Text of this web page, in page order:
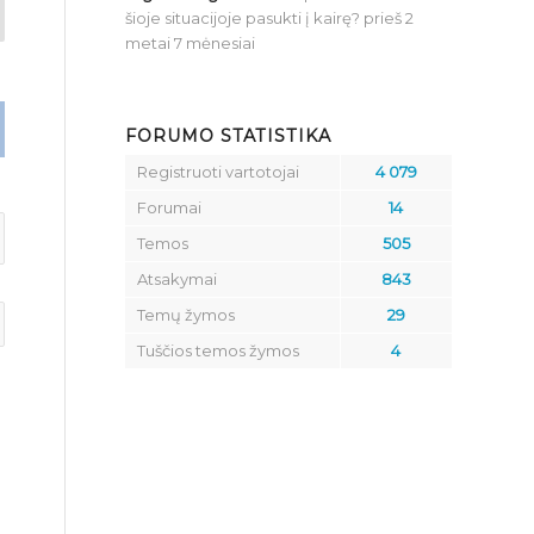
šioje situacijoje pasukti į kairę? prieš 2
metai 7 mėnesiai
FORUMO STATISTIKA
Registruoti vartotojai
4 079
Forumai
14
Temos
505
Atsakymai
843
Temų žymos
29
Tuščios temos žymos
4